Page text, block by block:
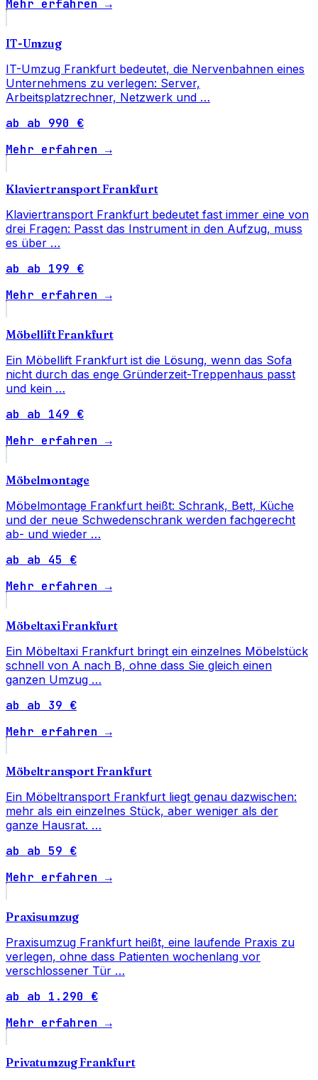
Mehr erfahren →
IT-Umzug
IT-Umzug Frankfurt bedeutet, die Nervenbahnen eines
Unternehmens zu verlegen: Server,
Arbeitsplatzrechner, Netzwerk und …
ab ab 990 €
Mehr erfahren →
Klaviertransport Frankfurt
Klaviertransport Frankfurt bedeutet fast immer eine von
drei Fragen: Passt das Instrument in den Aufzug, muss
es über …
ab ab 199 €
Mehr erfahren →
Möbellift Frankfurt
Ein Möbellift Frankfurt ist die Lösung, wenn das Sofa
nicht durch das enge Gründerzeit-Treppenhaus passt
und kein …
ab ab 149 €
Mehr erfahren →
Möbelmontage
Möbelmontage Frankfurt heißt: Schrank, Bett, Küche
und der neue Schwedenschrank werden fachgerecht
ab- und wieder …
ab ab 45 €
Mehr erfahren →
Möbeltaxi Frankfurt
Ein Möbeltaxi Frankfurt bringt ein einzelnes Möbelstück
schnell von A nach B, ohne dass Sie gleich einen
ganzen Umzug …
ab ab 39 €
Mehr erfahren →
Möbeltransport Frankfurt
Ein Möbeltransport Frankfurt liegt genau dazwischen:
mehr als ein einzelnes Stück, aber weniger als der
ganze Hausrat. …
ab ab 59 €
Mehr erfahren →
Praxisumzug
Praxisumzug Frankfurt heißt, eine laufende Praxis zu
verlegen, ohne dass Patienten wochenlang vor
verschlossener Tür …
ab ab 1.290 €
Mehr erfahren →
Privatumzug Frankfurt